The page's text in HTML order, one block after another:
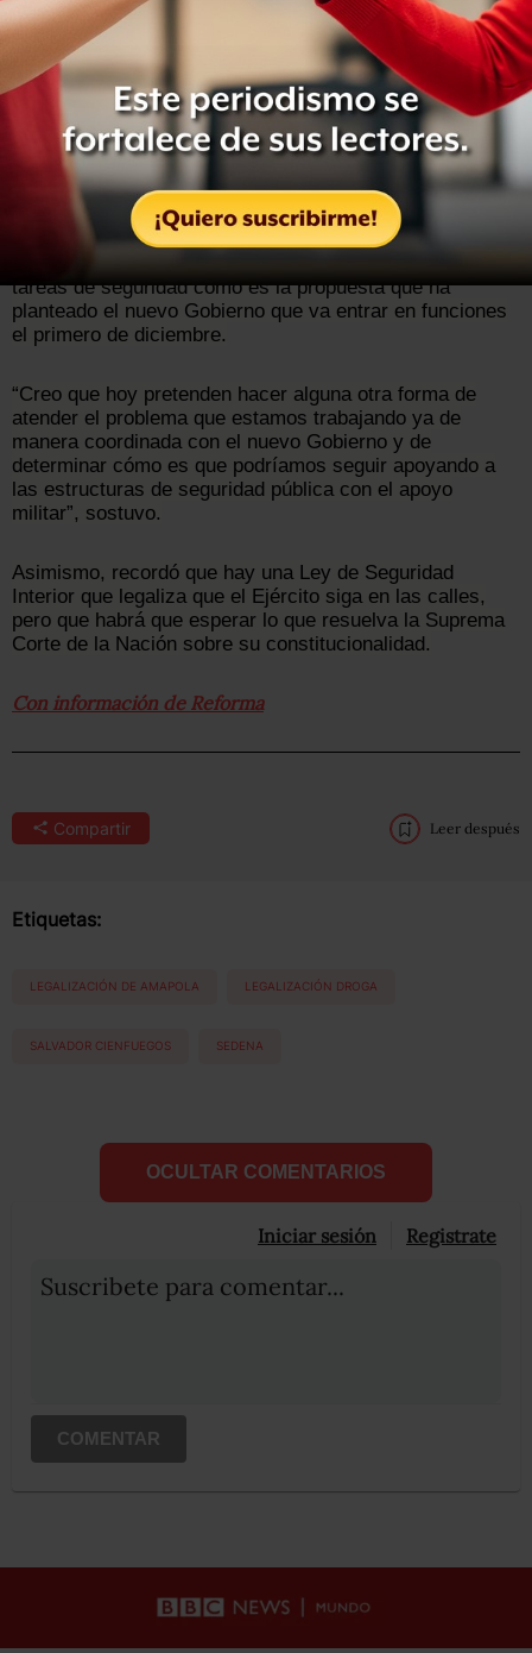
“Es una propuesta que hizo también el Gobernador
(Héctor Astudillo) hace algún tiempo, habrá que ver
cómo funciona”, refirió.
Cienfuegos comentó también que el Ejército Mexicano
tareas de seguridad como es la propuesta que ha
planteado el nuevo Gobierno que va entrar en funciones
el primero de diciembre.
“Creo que hoy pretenden hacer alguna otra forma de
atender el problema que estamos trabajando ya de
manera coordinada con el nuevo Gobierno y de
determinar cómo es que podríamos seguir apoyando a
las estructuras de seguridad pública con el apoyo
militar”, sostuvo.
Asimismo, recordó que hay una Ley de Seguridad
Interior que legaliza que el Ejército siga en las calles,
pero que habrá que esperar lo que resuelva la Suprema
Corte de la Nación sobre su constitucionalidad.
Con información de Reforma
Compartir Leer después
Etiquetas:
LEGALIZACIÓN DE AMAPOLA LEGALIZACIÓN DROGA
SALVADOR CIENFUEGOS SEDENA
OCULTAR COMENTARIOS
Iniciar sesión Registrate
Suscribete para comentar...
COMENTAR